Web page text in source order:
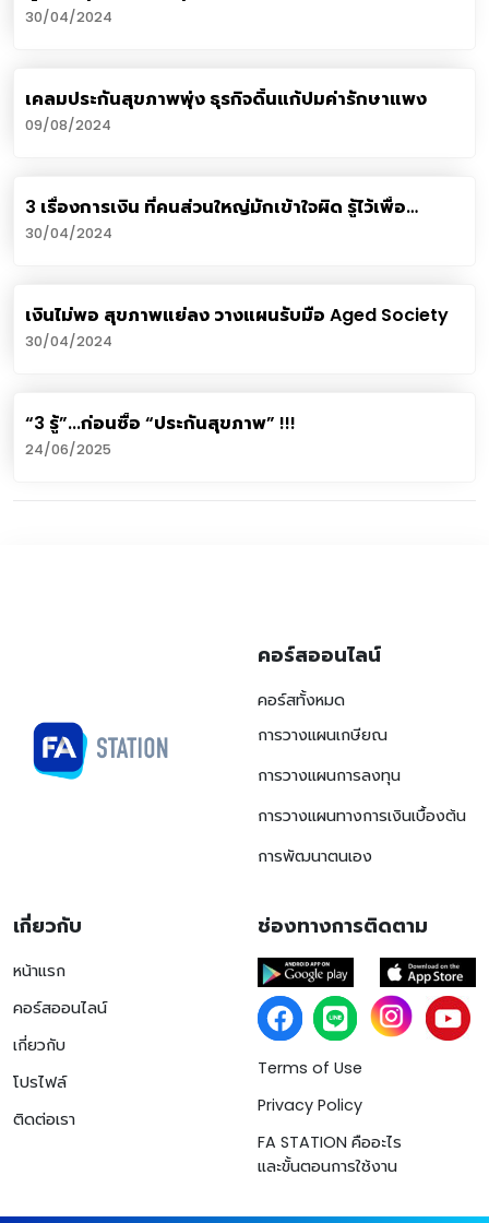
ซื้อ?
30/04/2024
เคลมประกันสุขภาพพุ่ง ธุรกิจดิ้นแก้ปมค่ารักษาแพง
09/08/2024
3 เรื่องการเงิน ที่คนส่วนใหญ่มักเข้าใจผิด รู้ไว้เพื่อ
“สุขภาพการเงินดี ชีวิตดี”
30/04/2024
เงินไม่พอ สุขภาพแย่ลง วางแผนรับมือ Aged Society
30/04/2024
“3 รู้”...ก่อนซื้อ “ประกันสุขภาพ” !!!
24/06/2025
คอร์สออนไลน์
คอร์สทั้งหมด
การวางแผนเกษียณ
การวางแผนการลงทุน
การวางแผนทางการเงินเบื้องต้น
การพัฒนาตนเอง
เกี่ยวกับ
หน้าแรก
คอร์สออนไลน์
เกี่ยวกับ
โปรไฟล์
ติดต่อเรา
ช่องทางการติดตาม
Terms of Use
Privacy Policy
FA STATION คืออะไร
และขั้นตอนการใช้งาน